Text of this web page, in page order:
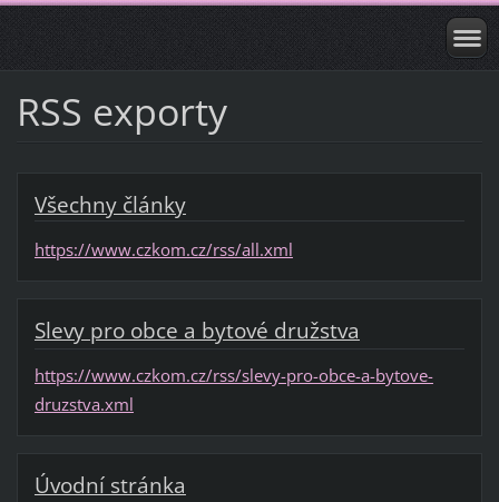
RSS exporty
Všechny články
https://www.czkom.cz/rss/all.xml
Slevy pro obce a bytové družstva
https://www.czkom.cz/rss/slevy-pro-obce-a-bytove-
druzstva.xml
Úvodní stránka